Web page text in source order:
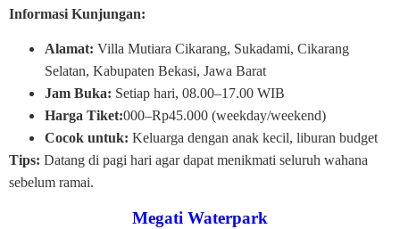
Informasi Kunjungan:
Alamat: Villa Mutiara Cikarang, Sukadami, Cikarang
Selatan, Kabupaten Bekasi, Jawa Barat
Jam Buka: Setiap hari, 08.00–17.00 WIB
Harga Tiket:000–Rp45.000 (weekday/weekend)
Cocok untuk: Keluarga dengan anak kecil, liburan budget
Tips: Datang di pagi hari agar dapat menikmati seluruh wahana
sebelum ramai.
Megati Waterpark